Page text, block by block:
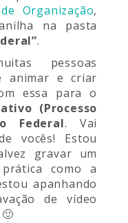
Organização,
na pasta
.
pessoas
animar e criar
essa para o
(Processo
Federal. Vai
vocês! Estou
gravar um
como a
apanhando
de vídeo